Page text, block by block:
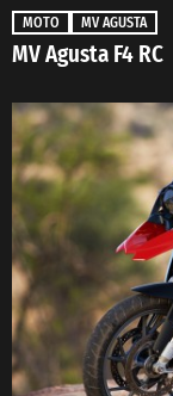
MOTO MV AGUSTA
MV Agusta F4 RC